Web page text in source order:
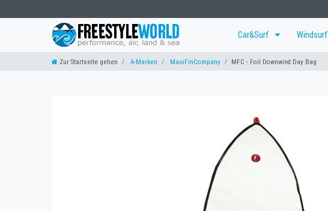
Car&Surf Windsurf
Zur Startseite gehen A-Marken MauiFinCompany MFC - Foil Downwind Day Bag